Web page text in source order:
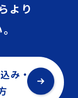
より
み・